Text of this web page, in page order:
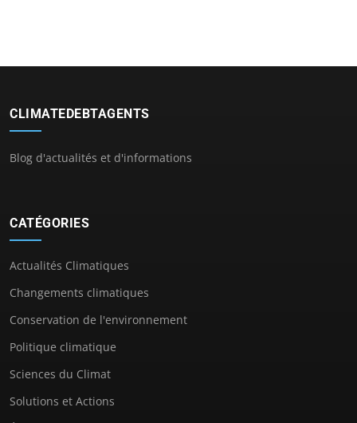
CLIMATEDEBTAGENTS
Blog d'actualités et d'informations
CATÉGORIES
Actualités Climatiques
Changements climatiques
Conservation de l'environnement
Politique climatique
Sciences du Climat
Solutions et Actions